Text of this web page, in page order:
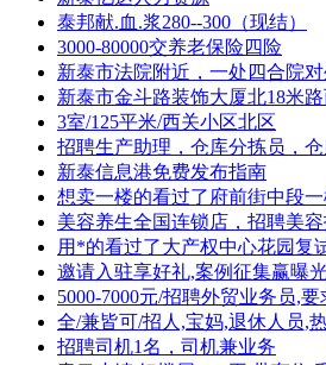
泰邦献.血.浆280--300（现结）
3000-80000交养老保险四险
新泰市法院附近，一处四合院
新泰市金斗路装饰大厦北18米
3室/125平米/西关小区北区
招聘生产助理，仓库分拣员，
新泰信息港免费发布指南
想卖一楼的看过了府前街中段
美容养生全国连锁店，招聘美
用*的看过了大产权中心花园复
邀请入驻享好礼,案例征集赢曝
5000-7000元/招聘外贸业务员,
全/兼皆可/招人,宝妈,退休人员,
招聘司机1名，司机兼业务